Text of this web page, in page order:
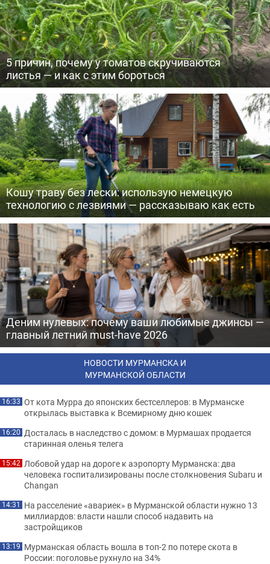
5 причин, почему у томатов скручиваются
листья — и как с этим бороться
Кошу траву без лески: использую немецкую
технологию с лезвиями — рассказываю как есть
Деним нулевых: почему ваши любимые джинсы —
главный летний must-have 2026
НОВОСТИ МУРМАНСКА И
МУРМАНСКОЙ ОБЛАСТИ
16:33 От кота Мурра до японских бестселлеров: в Мурманске
открылась выставка к Всемирному дню кошек
16:20 Досталась в наследство с домом: в Мурмашах продается
старинная оленья телега
15:42 Лобовой удар на дороге к аэропорту Мурманска: два
человека госпитализированы после столкновения Subaru и
Changan
14:31 На расселение «авариек» в Мурманской области нужно 13
миллиардов: власти нашли способ надавить на
застройщиков
13:19 Мурманская область вошла в топ-2 по потере скота в
России: поголовье рухнуло на 34%